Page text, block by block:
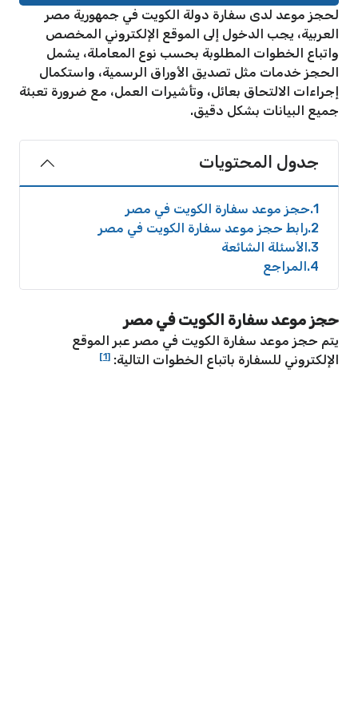
لحجز موعد لدى سفارة دولة الكويت في جمهورية مصر
العربية، يجب الدخول إلى الموقع الإلكتروني المخصص
واتباع الخطوات المطلوبة بحسب نوع المعاملة، يشمل
الحجز خدمات مثل تصديق الأوراق الرسمية، واستكمال
إجراءات الالتحاق بعائل، وتأشيرات العمل، مع ضرورة تعبئة
جميع البيانات بشكل دقيق.
جدول المحتويات
1 حجز موعد سفارة الكويت في مصر
2 رابط حجز موعد سفارة الكويت في مصر
3 الأسئلة الشائعة
4 المراجع
حجز موعد سفارة الكويت في مصر
يتم حجز موعد سفارة الكويت في مصر عبر الموقع
الإلكتروني للسفارة باتباع الخطوات التالية: [1]